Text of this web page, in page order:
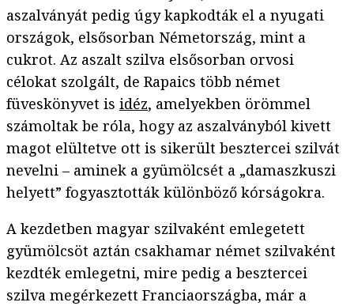
aszalványát pedig úgy kapkodták el a nyugati
országok, elsősorban Németország, mint a
cukrot. Az aszalt szilva elsősorban orvosi
célokat szolgált, de Rapaics több német
füveskönyvet is idéz, amelyekben örömmel
számoltak be róla, hogy az aszalványból kivett
magot elültetve ott is sikerült besztercei szilvát
nevelni – aminek a gyümölcsét a „damaszkuszi
helyett” fogyasztották különböző kórságokra.
A kezdetben magyar szilvaként emlegetett
gyümölcsöt aztán csakhamar német szilvaként
kezdték emlegetni, mire pedig a besztercei
szilva megérkezett Franciaországba, már a